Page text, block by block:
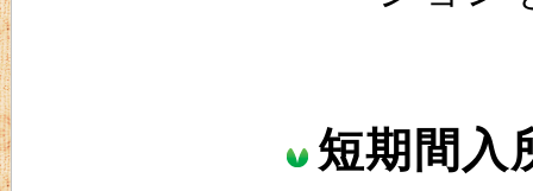
短期間入